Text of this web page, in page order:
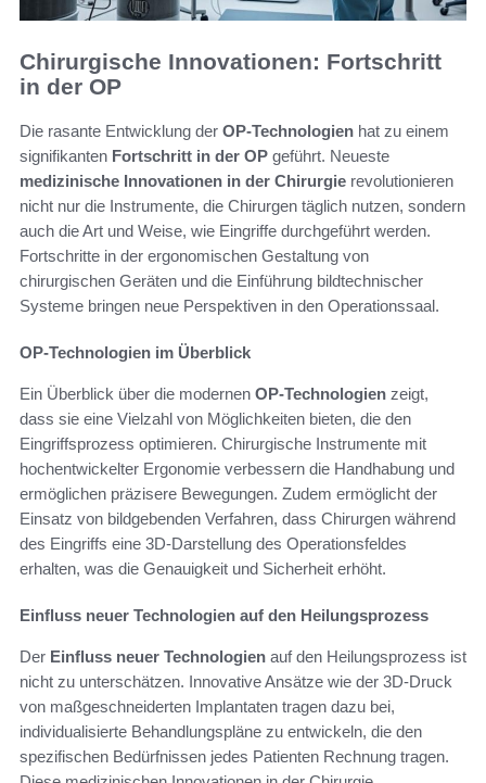
Chirurgische Innovationen: Fortschritt
in der OP
Die rasante Entwicklung der OP-Technologien hat zu einem
signifikanten Fortschritt in der OP geführt. Neueste
medizinische Innovationen in der Chirurgie revolutionieren
nicht nur die Instrumente, die Chirurgen täglich nutzen, sondern
auch die Art und Weise, wie Eingriffe durchgeführt werden.
Fortschritte in der ergonomischen Gestaltung von
chirurgischen Geräten und die Einführung bildtechnischer
Systeme bringen neue Perspektiven in den Operationssaal.
OP-Technologien im Überblick
Ein Überblick über die modernen OP-Technologien zeigt,
dass sie eine Vielzahl von Möglichkeiten bieten, die den
Eingriffsprozess optimieren. Chirurgische Instrumente mit
hochentwickelter Ergonomie verbessern die Handhabung und
ermöglichen präzisere Bewegungen. Zudem ermöglicht der
Einsatz von bildgebenden Verfahren, dass Chirurgen während
des Eingriffs eine 3D-Darstellung des Operationsfeldes
erhalten, was die Genauigkeit und Sicherheit erhöht.
Einfluss neuer Technologien auf den Heilungsprozess
Der Einfluss neuer Technologien auf den Heilungsprozess ist
nicht zu unterschätzen. Innovative Ansätze wie der 3D-Druck
von maßgeschneiderten Implantaten tragen dazu bei,
individualisierte Behandlungspläne zu entwickeln, die den
spezifischen Bedürfnissen jedes Patienten Rechnung tragen.